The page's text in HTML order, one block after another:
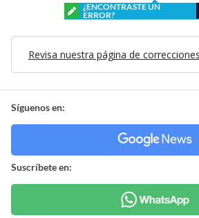
¿ENCONTRASTE UN
ERROR?
Revisa nuestra página de correcciones
Síguenos en:
Suscríbete en: